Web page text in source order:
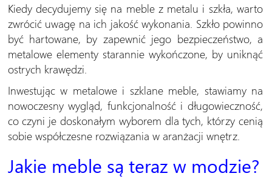
Kiedy decydujemy się na meble z metalu i szkła, warto
zwrócić uwagę na ich jakość wykonania. Szkło powinno
być hartowane, by zapewnić jego bezpieczeństwo, a
metalowe elementy starannie wykończone, by uniknąć
ostrych krawędzi.
Inwestując w metalowe i szklane meble, stawiamy na
nowoczesny wygląd, funkcjonalność i długowieczność,
co czyni je doskonałym wyborem dla tych, którzy cenią
sobie współczesne rozwiązania w aranżacji wnętrz.
Jakie meble są teraz w modzie?